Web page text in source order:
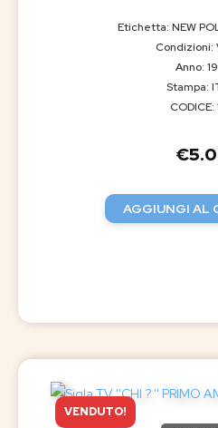
Etichetta: NEW
Condizioni:
Anno:
Stampa:
CODICE:
€
AGGIUNGI AL
VENDUTO!